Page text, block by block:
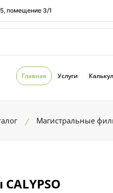
помещение 3/1
Главная Услуги
Магистральные